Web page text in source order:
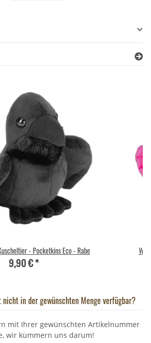
- Pocketkins Eco - Rabe
9,90 €*
in der gewünschten Menge verfügbar?
mit Ihrer gewünschten Artikelnummer
wir kümmern uns darum!